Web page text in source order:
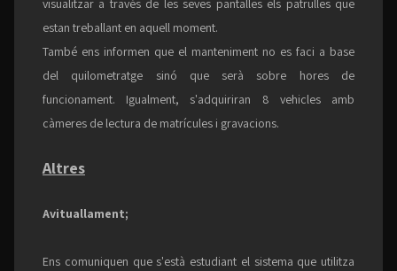
visualitzar a través de les seves pantalles els patrulles que
estan treballant en aquell moment.
També ens informen que el manteniment no es faci a base
del quilometratge sinó que serà sobre hores de
funcionament. Igualment, s'adquiriran 8 vehicles amb
càmeres de lectura de matrícules i gravacions.
Altres
Avituallament;
Ens comuniquen que s'està estudiant el sistema que utilitza